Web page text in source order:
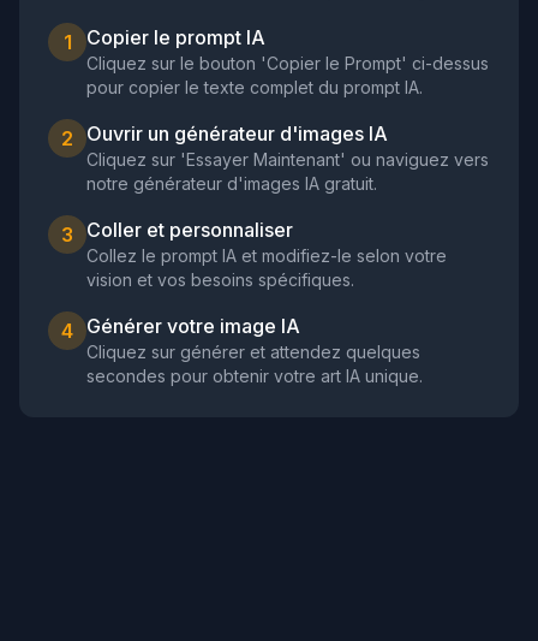
1 Copier le prompt IA
Cliquez sur le bouton 'Copier le Prompt' ci-dessus
pour copier le texte complet du prompt IA.
2 Ouvrir un générateur d'images IA
Cliquez sur 'Essayer Maintenant' ou naviguez vers
notre générateur d'images IA gratuit.
3 Coller et personnaliser
Collez le prompt IA et modifiez-le selon votre
vision et vos besoins spécifiques.
4 Générer votre image IA
Cliquez sur générer et attendez quelques
secondes pour obtenir votre art IA unique.